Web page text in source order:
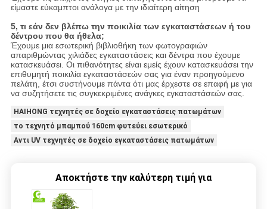
είμαστε εύκαμπτοι ανάλογα με την ιδιαίτερη αίτηση
5, τι εάν δεν βλέπω την ποικιλία των εγκαταστάσεων ή του
δέντρου που θα ήθελα;
Έχουμε μια εσωτερική βιβλιοθήκη των φωτογραφιών
απαριθμώντας χιλιάδες εγκαταστάσεις και δέντρα που έχουμε
κατασκευάσει. Οι πιθανότητες είναι εμείς έχουν κατασκευάσει την
επιθυμητή ποικιλία εγκαταστάσεών σας για έναν προηγούμενο
πελάτη, έτσι συστήνουμε πάντα ότι μας έρχεστε σε επαφή με για
να συζητήσετε τις συγκεκριμένες ανάγκες εγκαταστάσεών σας.
HAIHONG τεχνητές σε δοχείο εγκαταστάσεις πατωμάτων
το τεχνητό μπαμπού 160cm φυτεύει εσωτερικό
Αντι UV τεχνητές σε δοχείο εγκαταστάσεις πατωμάτων
Αποκτήστε την καλύτερη τιμή για